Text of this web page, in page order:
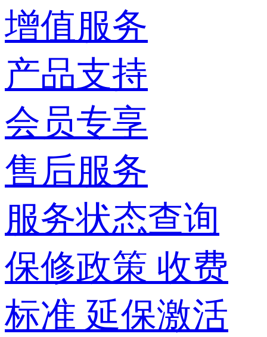
增值服务
产品支持
会员专享
售后服务
服务状态查询
保修政策 收费
标准 延保激活